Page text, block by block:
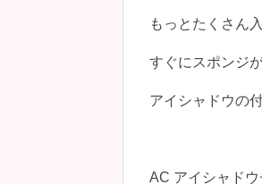
もっとたくさん
すぐにスポンジ
アイシャドウの
AC アイシャド